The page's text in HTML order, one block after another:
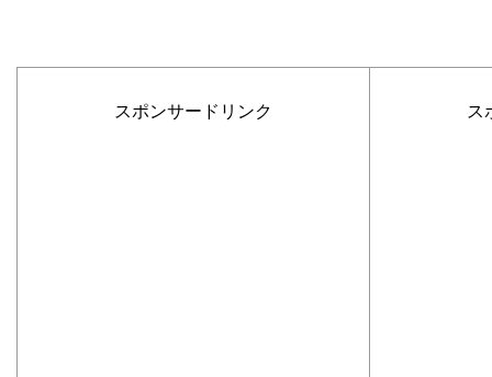
スポンサードリンク ス